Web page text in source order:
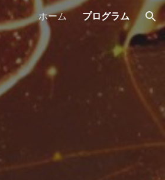
ホーム プログラム